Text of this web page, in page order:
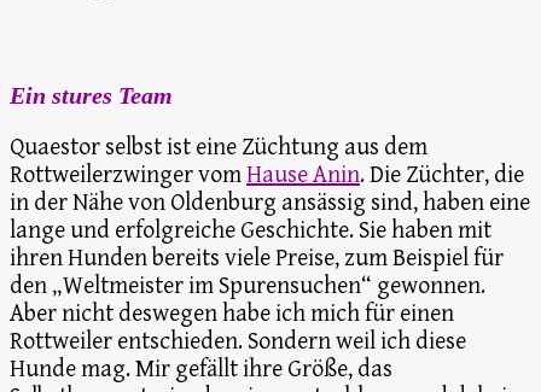
Ein stures Team
Quaestor selbst ist eine Züchtung aus dem
Rottweilerzwinger vomHause Anin. Die Züchter, die
in der Nähe von Oldenburg ansässig sind, haben eine
lange und erfolgreiche Geschichte. Sie haben mit
ihren Hunden bereits viele Preise, zum Beispiel für
den „Weltmeister im Spurensuchen“ gewonnen.
Aber nicht deswegen habe ich mich für einen
Rottweiler entschieden. Sondern weil ich diese
Hunde mag. Mir gefällt ihre Größe, das